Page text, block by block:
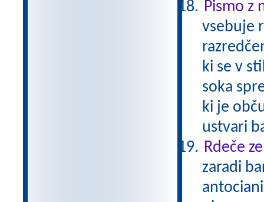
Pismo z
vsebuje
ki se v
soka
ki je
ustvari
Rdeče
zaradi